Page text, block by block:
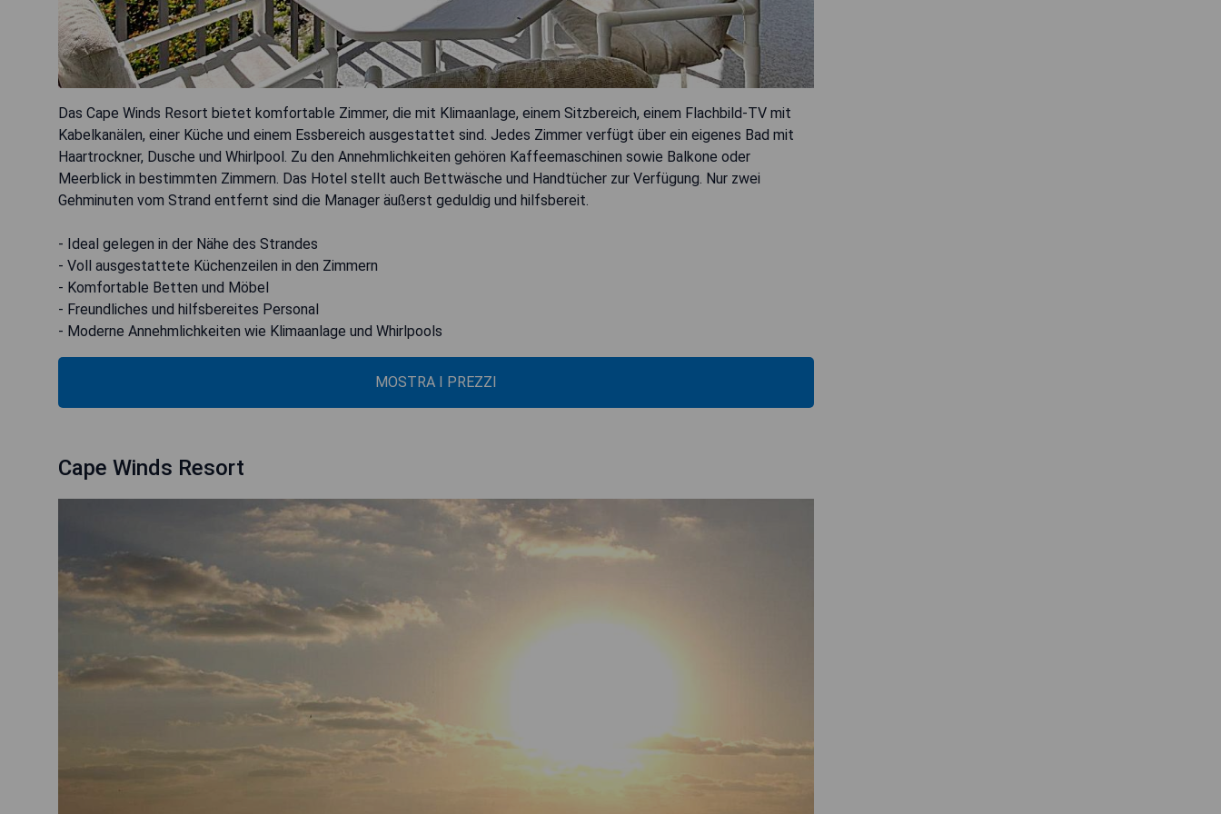
Das Cape Winds Resort bietet komfortable Zimmer, die mit Klimaanlage, einem Sitzbereich, einem Flachbild-TV mit
Kabelkanälen, einer Küche und einem Essbereich ausgestattet sind. Jedes Zimmer verfügt über ein eigenes Bad mit
Haartrockner, Dusche und Whirlpool. Zu den Annehmlichkeiten gehören Kaffeemaschinen sowie Balkone oder
Meerblick in bestimmten Zimmern. Das Hotel stellt auch Bettwäsche und Handtücher zur Verfügung. Nur zwei
Gehminuten vom Strand entfernt sind die Manager äußerst geduldig und hilfsbereit.
- Ideal gelegen in der Nähe des Strandes
- Voll ausgestattete Küchenzeilen in den Zimmern
- Komfortable Betten und Möbel
- Freundliches und hilfsbereites Personal
- Moderne Annehmlichkeiten wie Klimaanlage und Whirlpools
MOSTRA I PREZZI
Cape Winds Resort